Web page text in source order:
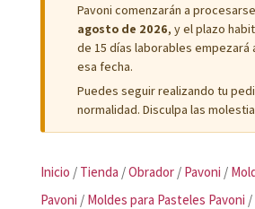
Pavoni comenzarán a
agosto de 2026, y el plazo
de 15 días laborables empezará
esa fecha.
Puedes seguir realizando tu
normalidad. Disculpa las
Inicio / Tienda /Obrador/ Pavoni /
Pavoni / Moldes para Pasteles Pavoni /